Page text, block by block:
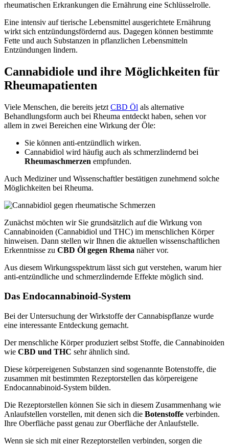
rheumatischen Erkrankungen die Ernährung eine Schlüsselrolle.
Eine intensiv auf tierische Lebensmittel ausgerichtete Ernährung
wirkt sich entzündungsfördernd aus. Dagegen können bestimmte
Fette und auch Substanzen in pflanzlichen Lebensmitteln
Entzündungen lindern.
Cannabidiole und ihre Möglichkeiten für
Rheumapatienten
Viele Menschen, die bereits jetzt CBD Öl als alternative
Behandlungsform auch bei Rheuma entdeckt haben, sehen vor
allem in zwei Bereichen eine Wirkung der Öle:
Sie können anti-entzündlich wirken.
Cannabidiol wird häufig auch als schmerzlindernd bei
Rheumaschmerzen empfunden.
Auch Mediziner und Wissenschaftler bestätigen zunehmend solche
Möglichkeiten bei Rheuma.
Zunächst möchten wir Sie grundsätzlich auf die Wirkung von
Cannabinoiden (Cannabidiol und THC) im menschlichen Körper
hinweisen. Dann stellen wir Ihnen die aktuellen wissenschaftlichen
Erkenntnisse zu CBD Öl gegen Rhema näher vor.
Aus diesem Wirkungsspektrum lässt sich gut verstehen, warum hier
anti-entzündliche und schmerzlindernde Effekte möglich sind.
Das Endocannabinoid-System
Bei der Untersuchung der Wirkstoffe der Cannabispflanze wurde
eine interessante Entdeckung gemacht.
Der menschliche Körper produziert selbst Stoffe, die Cannabinoiden
wie CBD und THC sehr ähnlich sind.
Diese körpereigenen Substanzen sind sogenannte Botenstoffe, die
zusammen mit bestimmten Rezeptorstellen das körpereigene
Endocannabinoid-System bilden.
Die Rezeptorstellen können Sie sich in diesem Zusammenhang wie
Anlaufstellen vorstellen, mit denen sich die Botenstoffe verbinden.
Ihre Oberfläche passt genau zur Oberfläche der Anlaufstelle.
Wenn sie sich mit einer Rezeptorstellen verbinden, sorgen die